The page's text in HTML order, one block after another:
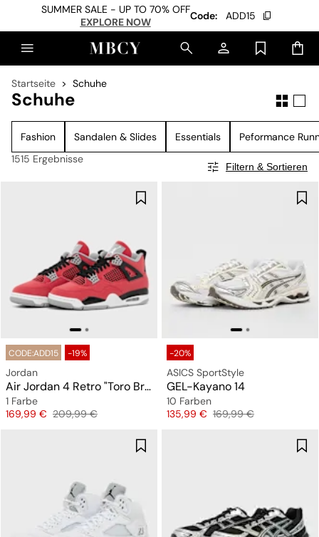
SUMMER SALE - UP TO 70% OFF
EXPLORE NOW
Code: ADD15
Startseite Schuhe
Schuhe
Fashion Sandalen & Slides Essentials
Peformance
1515 Ergebnisse
Filtern & Sortieren
CODE:ADD15 -19%
Jordan
Air Jordan 4 Retro "Toro Bravo"
1 Farbe
Preis
169,99 € Originalpreis
209,99 €
-20%
ASICS SportStyle
GEL-Kayano 14
10 Farben
Preis
135,99 € Originalpreis
169,99 €